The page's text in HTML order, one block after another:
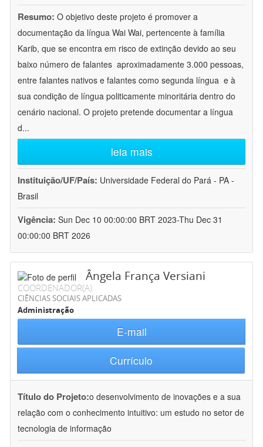
Resumo: O objetivo deste projeto é promover a
documentação da língua Wai Wai, pertencente à família
Karib, que se encontra em risco de extinção devido ao seu
baixo número de falantes  aproximadamente 3.000 pessoas,
entre falantes nativos e falantes como segunda língua  e à
sua condição de língua politicamente minoritária dentro do
cenário nacional. O projeto pretende documentar a língua
d...
leia mais
Instituição/UF/País: Universidade Federal do Pará - PA -
Brasil
Vigência: Sun Dec 10 00:00:00 BRT 2023-Thu Dec 31
00:00:00 BRT 2026
Ângela França Versiani
COORDENADOR(A)
CIÊNCIAS SOCIAIS APLICADAS
Administração
E-mail
Currículo
Título do Projeto:o desenvolvimento de inovações e a sua
relação com o conhecimento intuitivo: um estudo no setor de
tecnologia de informação